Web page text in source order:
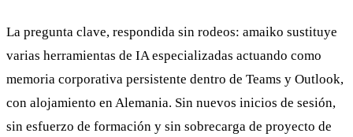
La pregunta clave, respondida sin rodeos: amaiko sustituye
varias herramientas de IA especializadas actuando como
memoria corporativa persistente dentro de Teams y Outlook,
con alojamiento en Alemania. Sin nuevos inicios de sesión,
sin esfuerzo de formación y sin sobrecarga de proyecto de